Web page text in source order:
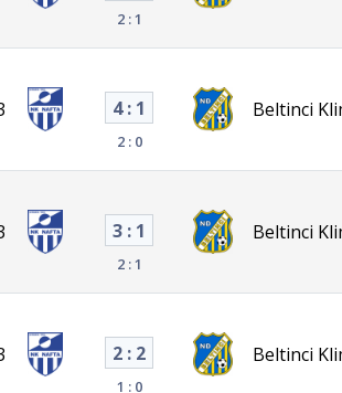
2 : 1
4 : 1
2 : 0
Beltinci
3 : 1
2 : 1
Beltinci
2 : 2
1 : 0
Beltinci